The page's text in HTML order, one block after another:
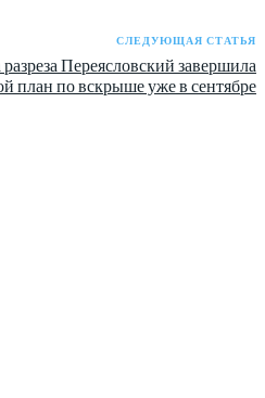
СЛЕДУЮЩАЯ СТАТЬЯ
Переясловский завершила
план по вскрыше уже в сентябре